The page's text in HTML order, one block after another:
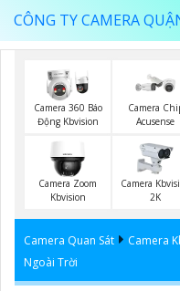
CÔNG TY CAMERA
Camera 360 Báo
Động Kbvision
Camera
Acusense
Camera Zoom
Kbvision
Camera
2K
Camera Quan Sát Camera
Ngoài Trời